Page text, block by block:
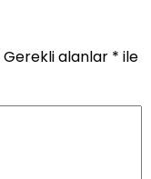
Gerekli alanlar * ile